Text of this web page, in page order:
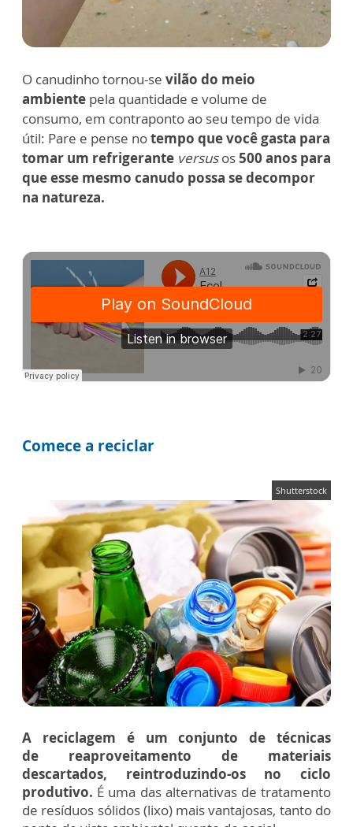
O canudinho tornou-se vilão do meio
ambiente pela quantidade e volume de
consumo, em contraponto ao seu tempo de vida
útil: Pare e pense notempo que você gasta para
tomar um refrigerante versusos500 anos para
que esse mesmo canudo possa se decompor
na natureza.
Comece a reciclar
Shutterstock
A
reciclagem é um conjunto de técnicas
de reaproveitamento de materiais
descartados, reintroduzindo-os no ciclo
produtivo. É uma das alternativas de tratamento
de resíduos sólidos (lixo) mais vantajosas, tanto do